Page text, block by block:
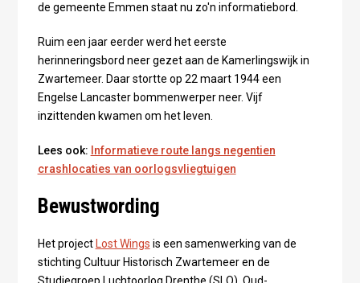
de gemeente Emmen staat nu zo'n informatiebord.
Ruim een jaar eerder werd het eerste
herinneringsbord neer gezet aan de Kamerlingswijk in
Zwartemeer. Daar stortte op 22 maart 1944 een
Engelse Lancaster bommenwerper neer. Vijf
inzittenden kwamen om het leven.
Lees ook: Informatieve route langs negentien
crashlocaties van oorlogsvliegtuigen
Bewustwording
Het project Lost Wings is een samenwerking van de
stichting Cultuur Historisch Zwartemeer en de